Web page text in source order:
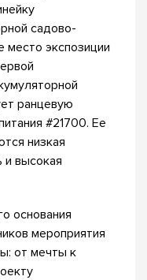
садово-
место экспозиции
ранцевую
#21700. Ее
низкая
и высокая
основания
мероприятия
от мечты к